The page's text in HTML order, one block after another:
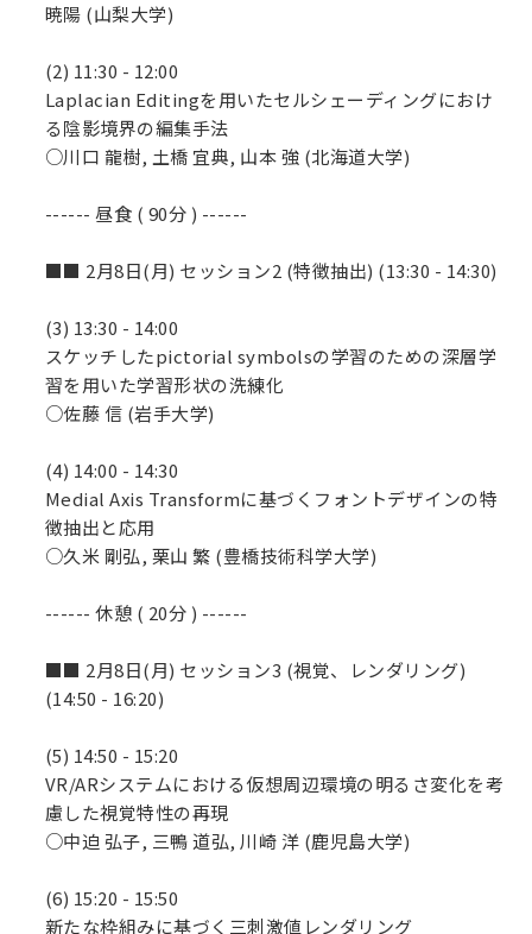
暁陽 (山梨大学)
(2) 11:30 - 12:00
Laplacian Editingを用いたセルシェーディングにおけ
る陰影境界の編集手法
○川口 龍樹, 土橋 宜典, 山本 強 (北海道大学)
------ 昼食 ( 90分 ) ------
■■ 2月8日(月) セッション2 (特徴抽出) (13:30 - 14:30)
(3) 13:30 - 14:00
スケッチしたpictorial symbolsの学習のための深層学
習を用いた学習形状の洗練化
○佐藤 信 (岩手大学)
(4) 14:00 - 14:30
Medial Axis Transformに基づくフォントデザインの特
徴抽出と応用
○久米 剛弘, 栗山 繁 (豊橋技術科学大学)
------ 休憩 ( 20分 ) ------
■■ 2月8日(月) セッション3 (視覚、レンダリング)
(14:50 - 16:20)
(5) 14:50 - 15:20
VR/ARシステムにおける仮想周辺環境の明るさ変化を考
慮した視覚特性の再現
○中迫 弘子, 三鴨 道弘, 川崎 洋 (鹿児島大学)
(6) 15:20 - 15:50
新たな枠組みに基づく三刺激値レンダリング